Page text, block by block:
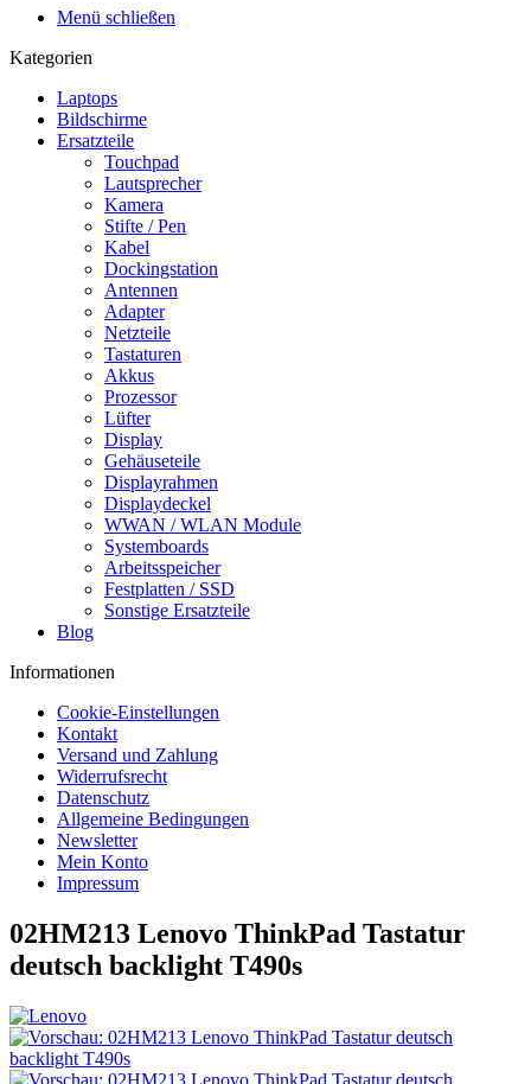
Menü schließen
Kategorien
Laptops
Bildschirme
Ersatzteile
Touchpad
Lautsprecher
Kamera
Stifte / Pen
Kabel
Dockingstation
Antennen
Adapter
Netzteile
Tastaturen
Akkus
Prozessor
Lüfter
Display
Gehäuseteile
Displayrahmen
Displaydeckel
WWAN / WLAN Module
Systemboards
Arbeitsspeicher
Festplatten / SSD
Sonstige Ersatzteile
Blog
Informationen
Cookie-Einstellungen
Kontakt
Versand und Zahlung
Widerrufsrecht
Datenschutz
Allgemeine Bedingungen
Newsletter
Mein Konto
Impressum
02HM213 Lenovo ThinkPad Tastatur
deutsch backlight T490s